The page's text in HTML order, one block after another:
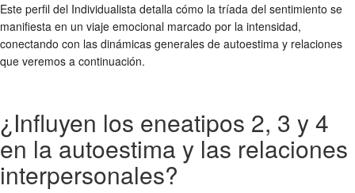
Este perfil del Individualista detalla cómo la tríada del sentimiento se
manifiesta en un viaje emocional marcado por la intensidad,
conectando con las dinámicas generales de autoestima y relaciones
que veremos a continuación.
¿Influyen los eneatipos 2, 3 y 4
en la autoestima y las relaciones
interpersonales?